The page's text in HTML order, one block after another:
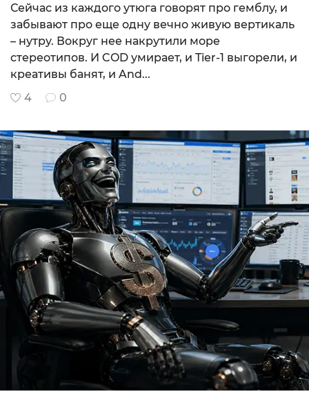
MIN: $200
9.75
Подробнее
MIN: $20
10
Подробнее
CPL, СPI, SO
MIN: $100
9.68
Подробнее
Сейчас из каждого утюга говорят про гемблу, и
забывают про еще одну вечно живую вертикаль
– нутру. Вокруг нее накрутили море
стереотипов. И COD умирает, и Tier-1 выгорели, и
креативы банят, и And...
4
0